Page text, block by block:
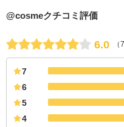
@cosmeクチコミ評価
6.0 （
7
6
5
4